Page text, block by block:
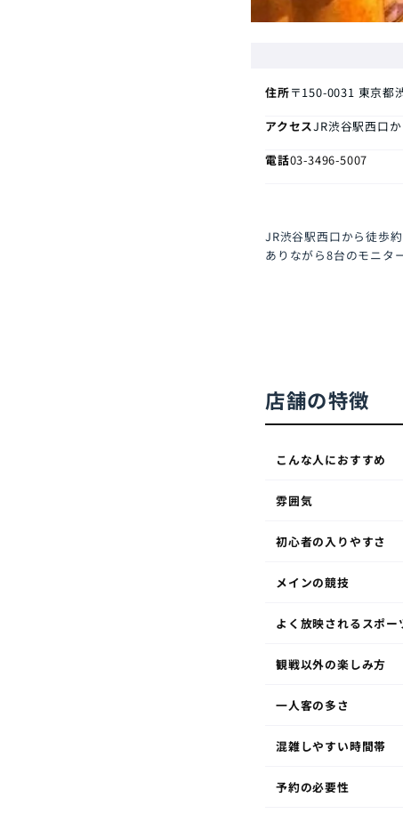
住所〒150-0031 東京都
アクセスJR渋谷駅西口
電話03-3496-5007
JR渋谷駅西口から徒歩
ありながら8台のモニタ
店舗の特徴
こんな人におすすめ
雰囲気
初心者の入りやすさ
メインの競技
よく放映されるスポー
観戦以外の楽しみ方
一人客の多さ
混雑しやすい時間帯
予約の必要性